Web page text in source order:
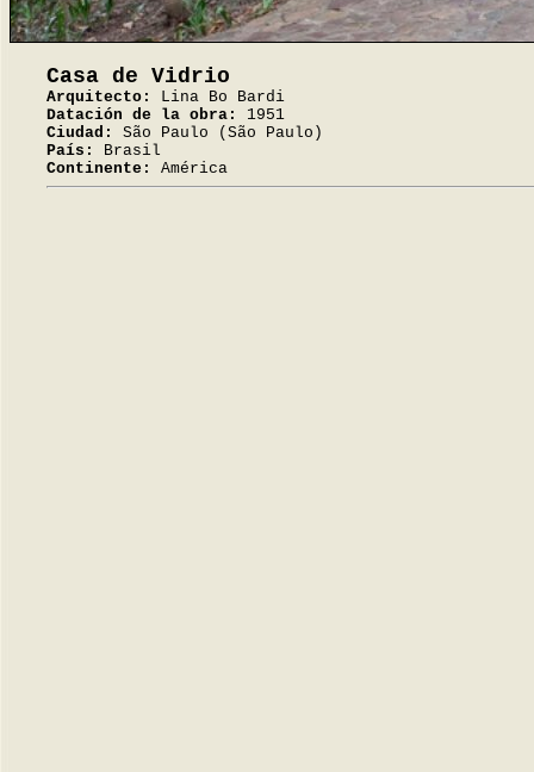
Casa de Vidrio
Arquitecto:
Lina Bo Bardi
Datación de la obra:
1951
Ciudad:
São Paulo (São Paulo)
País:
Brasil
Continente:
América